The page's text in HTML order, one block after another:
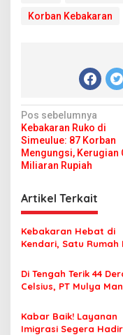
Korban Kebakaran
N
a
v
i
g
a
s
i
p
o
s
Pos sebelumnya
Kebakaran Ruko di
Simeulue: 87 Korban
Mengungsi, Kerugian
Miliaran Rupiah
Artikel Terkait
Kebakaran Hebat di
Kendari, Satu Rumah
Di Tengah Terik 44
Celsius, PT Mulya
Jamaah Tetap Sehat
Nyaman Beribadah
Kabar Baik! Layanan
Imigrasi Segera